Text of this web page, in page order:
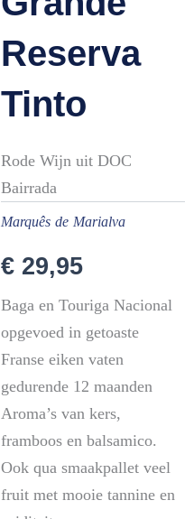
Reserva
Tinto
Rode Wijn uit DOC
Bairrada
Marquês de Marialva
€ 29,95
Baga en Touriga Nacional
opgevoed in getoaste
Franse eiken vaten
gedurende 12 maanden
Aroma’s van kers,
framboos en balsamico.
Ook qua smaakpallet veel
fruit met mooie tannine en